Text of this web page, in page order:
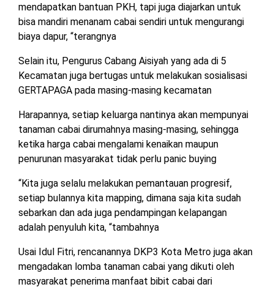
mendapatkan bantuan PKH, tapi juga diajarkan untuk
bisa mandiri menanam cabai sendiri untuk mengurangi
biaya dapur, “terangnya
Selain itu, Pengurus Cabang Aisiyah yang ada di 5
Kecamatan juga bertugas untuk melakukan sosialisasi
GERTAPAGA pada masing-masing kecamatan
Harapannya, setiap keluarga nantinya akan mempunyai
tanaman cabai dirumahnya masing-masing, sehingga
ketika harga cabai mengalami kenaikan maupun
penurunan masyarakat tidak perlu panic buying
“Kita juga selalu melakukan pemantauan progresif,
setiap bulannya kita mapping, dimana saja kita sudah
sebarkan dan ada juga pendampingan kelapangan
adalah penyuluh kita, “tambahnya
Usai Idul Fitri, rencanannya DKP3 Kota Metro juga akan
mengadakan lomba tanaman cabai yang dikuti oleh
masyarakat penerima manfaat bibit cabai dari